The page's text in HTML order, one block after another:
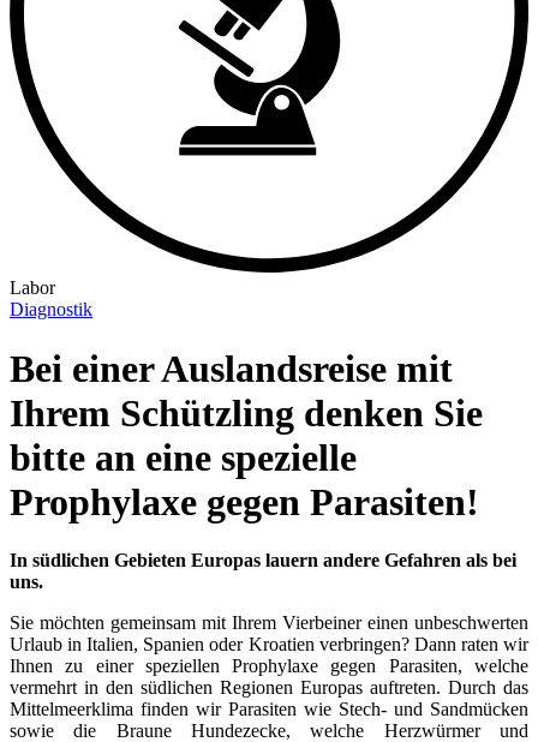
Labor
Diagnostik
Bei einer Auslandsreise mit
Ihrem Schützling denken Sie
bitte an eine spezielle
Prophylaxe gegen Parasiten!
In südlichen Gebieten Europas lauern andere Gefahren als bei
uns.
Sie möchten gemeinsam mit Ihrem Vierbeiner einen unbeschwerten
Urlaub in Italien, Spanien oder Kroatien verbringen? Dann raten wir
Ihnen zu einer speziellen Prophylaxe gegen Parasiten, welche
vermehrt in den südlichen Regionen Europas auftreten. Durch das
Mittelmeerklima finden wir Parasiten wie Stech- und Sandmücken
sowie die Braune Hundezecke, welche Herzwürmer und